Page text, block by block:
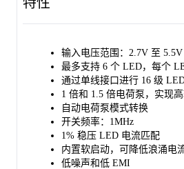
-40℃ 至 +85℃。
输入电压范围：2.7V 至 5.5V
最多支持 6 个 LED，每个
通过单线接口进行 16 级
1 倍和 1.5 倍电荷泵，实现
自动电荷泵模式转换
开关频率：1MHz
1% 稳压 LED 电流匹配
内置软启动，可降低浪涌电
低噪声和低 EMI